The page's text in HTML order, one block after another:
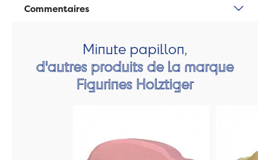
Commentaires
Minute papillon,
d'autres produits de la marque
Figurines Holztiger